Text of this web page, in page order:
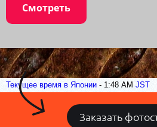
Смотреть
Текущее время в Японии - 1:48 AM JST
Заказать